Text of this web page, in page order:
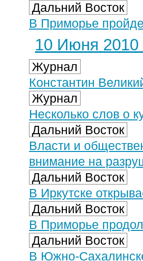
Дальний Восток
В Приморье
10 Июня 2010
Журнал
Константин
Журнал
Несколько слов о
Дальний Восток
Власти и
внимание на
Дальний Восток
В Иркутске
Дальний Восток
В Приморье
Дальний Восток
В Южно-